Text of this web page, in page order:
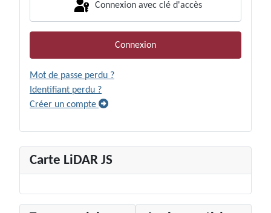
Connexion avec clé d'accès
Connexion
Mot de passe perdu ?
Identifiant perdu ?
Créer un compte
Carte LiDAR JS